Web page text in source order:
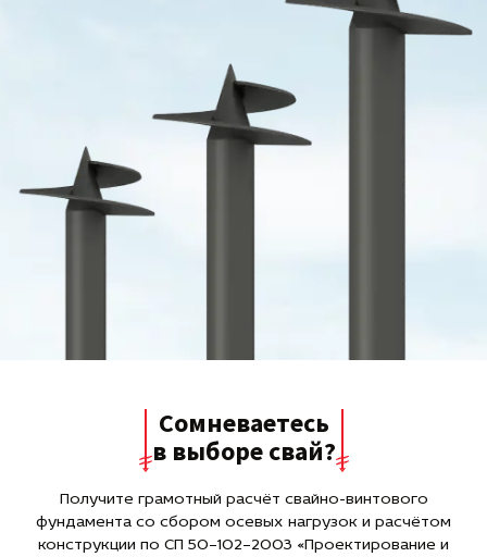
Сомневаетесь
в выборе свай?
Получите грамотный расчёт свайно-винтового
фундамента со сбором осевых нагрузок и расчётом
конструкции по СП 50–102–2003 «Проектирование и